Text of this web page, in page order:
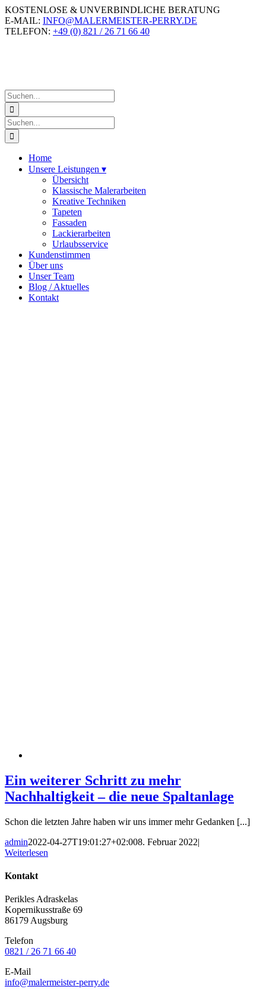
Zum
Inhalt
springen
KOSTENLOSE & UNVERBINDLICHE BERATUNG
E-MAIL: INFO@MALERMEISTER-PERRY.DE
TELEFON: +49 (0) 821 / 26 71 66 40
Suche
nach:
Suche
nach:
Home
Unsere Leistungen ▾
Übersicht
Klassische Malerarbeiten
Kreative Techniken
Tapeten
Fassaden
Lackierarbeiten
Urlaubsservice
Kundenstimmen
Über uns
Unser Team
Blog / Aktuelles
Kontakt
Ein weiterer Schritt zu mehr
Nachhaltigkeit – die neue Spaltanlage
Schon die letzten Jahre haben wir uns immer mehr Gedanken [...]
admin2022-04-27T19:01:27+02:008. Februar 2022|
Weiterlesen
Kontakt
Perikles Adraskelas
Kopernikusstraße 69
86179 Augsburg
Telefon
0821 / 26 71 66 40
E-Mail
info@malermeister-perry.de